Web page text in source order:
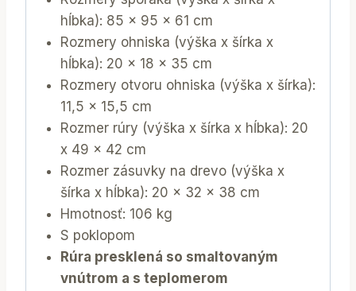
hĺbka): 85 x 95 x 61 cm
Rozmery ohniska (výška x šírka x
hĺbka): 20 x 18 x 35 cm
Rozmery otvoru ohniska (výška x šírka):
11,5 x 15,5 cm
Rozmer rúry (výška x šírka x hĺbka): 20
x 49 x 42 cm
Rozmer zásuvky na drevo (výška x
šírka x hĺbka): 20 x 32 x 38 cm
Hmotnosť: 106 kg
S poklopom
Rúra presklená so smaltovaným
vnútrom a s teplomerom